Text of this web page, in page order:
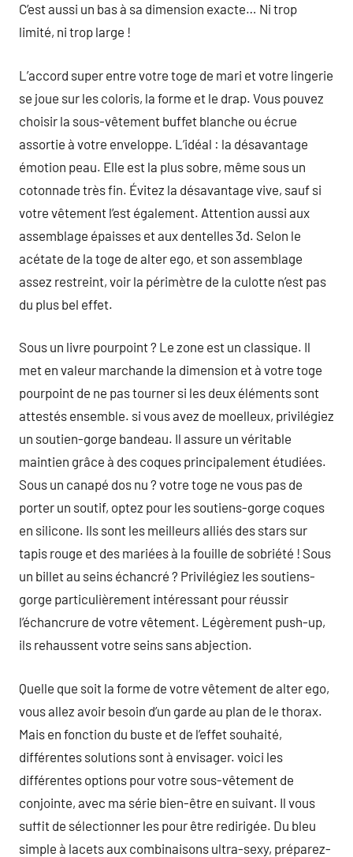
C’est aussi un bas à sa dimension exacte… Ni trop
limité, ni trop large !
L’accord super entre votre toge de mari et votre lingerie
se joue sur les coloris, la forme et le drap. Vous pouvez
choisir la sous-vêtement buffet blanche ou écrue
assortie à votre enveloppe. L’idéal : la désavantage
émotion peau. Elle est la plus sobre, même sous un
cotonnade très fin. Évitez la désavantage vive, sauf si
votre vêtement l’est également. Attention aussi aux
assemblage épaisses et aux dentelles 3d. Selon le
acétate de la toge de alter ego, et son assemblage
assez restreint, voir la périmètre de la culotte n’est pas
du plus bel effet.
Sous un livre pourpoint ? Le zone est un classique. Il
met en valeur marchande la dimension et à votre toge
pourpoint de ne pas tourner si les deux éléments sont
attestés ensemble. si vous avez de moelleux, privilégiez
un soutien-gorge bandeau. Il assure un véritable
maintien grâce à des coques principalement étudiées.
Sous un canapé dos nu ? votre toge ne vous pas de
porter un soutif, optez pour les soutiens-gorge coques
en silicone. Ils sont les meilleurs alliés des stars sur
tapis rouge et des mariées à la fouille de sobriété ! Sous
un billet au seins échancré ? Privilégiez les soutiens-
gorge particulièrement intéressant pour réussir
l’échancrure de votre vêtement. Légèrement push-up,
ils rehaussent votre seins sans abjection.
Quelle que soit la forme de votre vêtement de alter ego,
vous allez avoir besoin d’un garde au plan de le thorax.
Mais en fonction du buste et de l’effet souhaité,
différentes solutions sont à envisager. voici les
différentes options pour votre sous-vêtement de
conjointe, avec ma série bien-être en suivant. Il vous
suffit de sélectionner les pour être redirigée. Du bleu
simple à lacets aux combinaisons ultra-sexy, préparez-